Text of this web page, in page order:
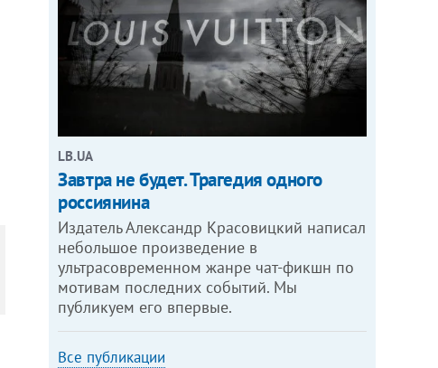
LB.UA
Завтра не будет. Трагедия одного
россиянина
Издатель Александр Красовицкий написал
небольшое произведение в
ультрасовременном жанре чат-фикшн по
мотивам последних событий. Мы
публикуем его впервые.
Все публикации